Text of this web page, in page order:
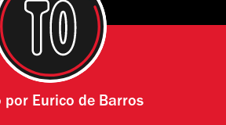
por Eurico de Barros